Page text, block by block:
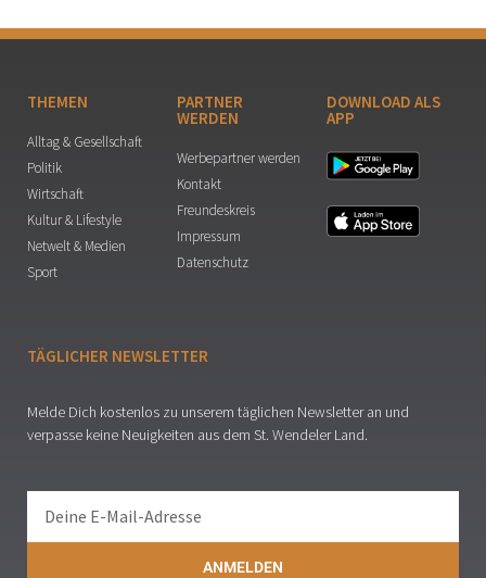
THEMEN
Alltag & Gesellschaft
Politik
Wirtschaft
Kultur & Lifestyle
Netwelt & Medien
Sport
PARTNER
WERDEN
Werbepartner werden
Kontakt
Freundeskreis
Impressum
Datenschutz
DOWNLOAD ALS
APP
TÄGLICHER NEWSLETTER
Melde Dich kostenlos zu unserem täglichen Newsletter an und
verpasse keine Neuigkeiten aus dem St. Wendeler Land.
ANMELDEN